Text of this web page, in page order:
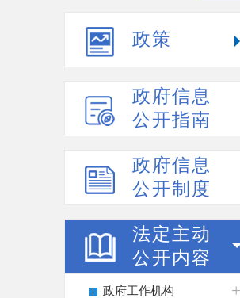
政策
政府信息
公开指南
政府信息
公开制度
法定主动
公开内容
政府工作机构